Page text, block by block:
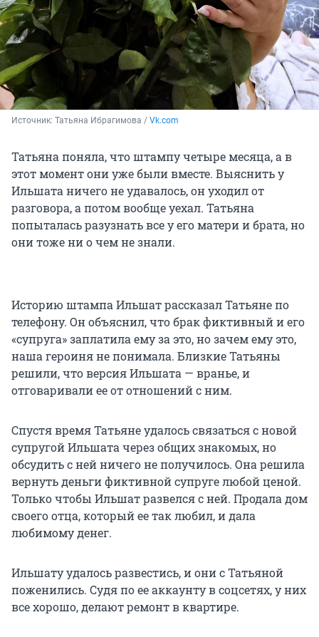
Источник: Татьяна Ибрагимова / Vk.com
Татьяна поняла, что штампу четыре месяца, а в
этот момент они уже были вместе. Выяснить у
Ильшата ничего не удавалось, он уходил от
разговора, а потом вообще уехал. Татьяна
попыталась разузнать все у его матери и брата, но
они тоже ни о чем не знали.
Историю штампа Ильшат рассказал Татьяне по
телефону. Он объяснил, что брак фиктивный и его
«супруга» заплатила ему за это, но зачем ему это,
наша героиня не понимала. Близкие Татьяны
решили, что версия Ильшата — вранье, и
отговаривали ее от отношений с ним.
Спустя время Татьяне удалось связаться с новой
супругой Ильшата через общих знакомых, но
обсудить с ней ничего не получилось. Она решила
вернуть деньги фиктивной супруге любой ценой.
Только чтобы Ильшат развелся с ней. Продала дом
своего отца, который ее так любил, и дала
любимому денег.
Ильшату удалось развестись, и они с Татьяной
поженились. Судя по ее аккаунту в соцсетях, у них
все хорошо, делают ремонт в квартире.